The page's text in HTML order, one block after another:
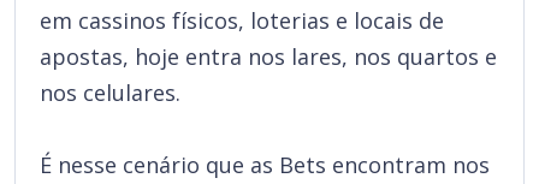
em cassinos físicos, loterias e locais de
apostas, hoje entra nos lares, nos quartos e
nos celulares.
É nesse cenário que as Bets encontram nos